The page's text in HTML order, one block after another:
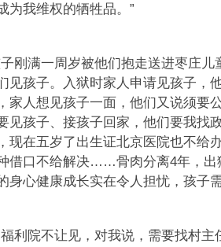
为我维权的牺牲品。”
刚满一周岁被他们抱走送进枣庄儿
见孩子。入狱时家人申请见孩子，
家人想见孩子一面，他们又说须要
见孩子、接孩子回家，他们要我找
现在五岁了出生证北京医院也不给
借口不给解决……骨肉分离4年，出
身心健康成长实在令人担忧，孩子
利院不让见，对我说，需要找村主